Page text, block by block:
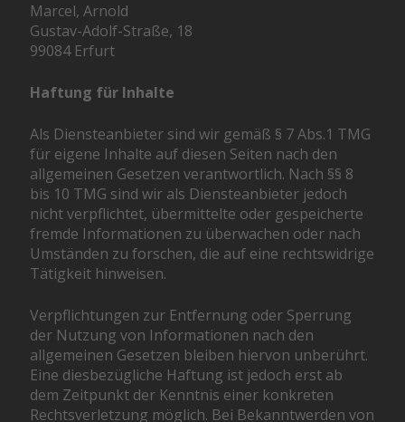
Marcel, Arnold
Gustav-Adolf-Straße, 18
99084 Erfurt
Haftung für Inhalte
Als Diensteanbieter sind wir gemäß § 7 Abs.1 TMG
für eigene Inhalte auf diesen Seiten nach den
allgemeinen Gesetzen verantwortlich. Nach §§ 8
bis 10 TMG sind wir als Diensteanbieter jedoch
nicht verpflichtet, übermittelte oder gespeicherte
fremde Informationen zu überwachen oder nach
Umständen zu forschen, die auf eine rechtswidrige
Tätigkeit hinweisen.
Verpflichtungen zur Entfernung oder Sperrung
der Nutzung von Informationen nach den
allgemeinen Gesetzen bleiben hiervon unberührt.
Eine diesbezügliche Haftung ist jedoch erst ab
dem Zeitpunkt der Kenntnis einer konkreten
Rechtsverletzung möglich. Bei Bekanntwerden von